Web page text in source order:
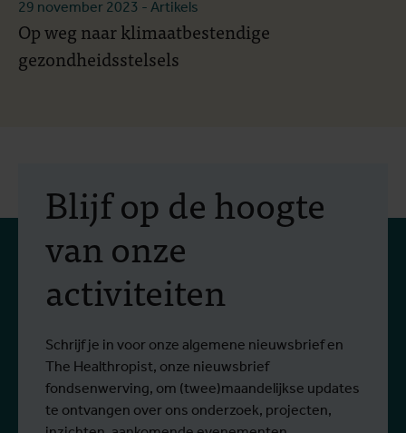
29 november 2023 - Artikels
Op weg naar klimaatbestendige
gezondheidsstelsels
Blijf op de hoogte
van onze
activiteiten
Schrijf je in voor onze algemene nieuwsbrief en
The Healthropist, onze nieuwsbrief
fondsenwerving, om (twee)maandelijkse updates
te ontvangen over ons onderzoek, projecten,